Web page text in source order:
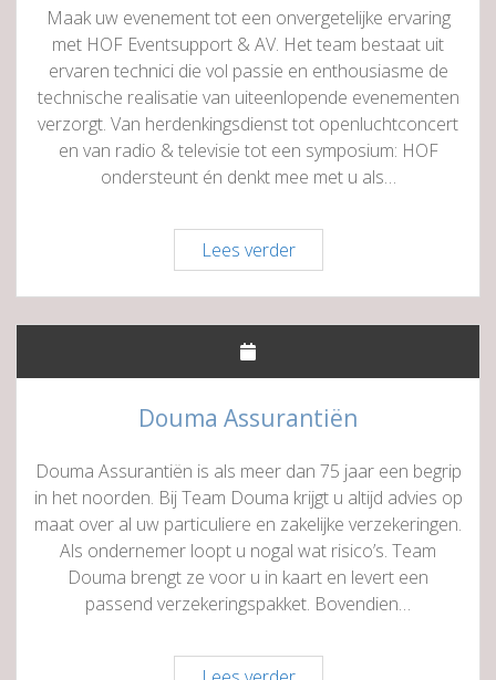
Maak uw evenement tot een onvergetelijke ervaring
met HOF Eventsupport & AV. Het team bestaat uit
ervaren technici die vol passie en enthousiasme de
technische realisatie van uiteenlopende evenementen
verzorgt. Van herdenkingsdienst tot openluchtconcert
en van radio & televisie tot een symposium: HOF
ondersteunt én denkt mee met u als…
Lees verderHOF
Eventsupport
&
AV
Douma Assurantiën
Douma Assurantiën is als meer dan 75 jaar een begrip
in het noorden. Bij Team Douma krijgt u altijd advies op
maat over al uw particuliere en zakelijke verzekeringen.
Als ondernemer loopt u nogal wat risico’s. Team
Douma brengt ze voor u in kaart en levert een
passend verzekeringspakket. Bovendien…